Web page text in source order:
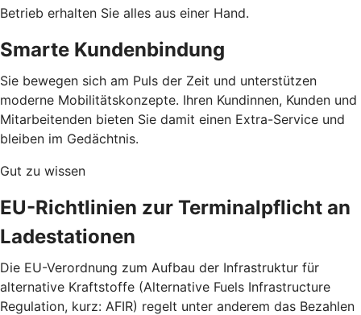
Betrieb erhalten Sie alles aus einer Hand.
Smarte Kundenbindung
Sie bewegen sich am Puls der Zeit und unterstützen
moderne Mobilitätskonzepte. Ihren Kundinnen, Kunden und
Mitarbeitenden bieten Sie damit einen Extra-Service und
bleiben im Gedächtnis.
Gut zu wissen
EU-Richtlinien zur Terminalpflicht an
Ladestationen
Die EU-Verordnung zum Aufbau der Infrastruktur für
alternative Kraftstoffe (Alternative Fuels Infrastructure
Regulation, kurz: AFIR) regelt unter anderem das Bezahlen